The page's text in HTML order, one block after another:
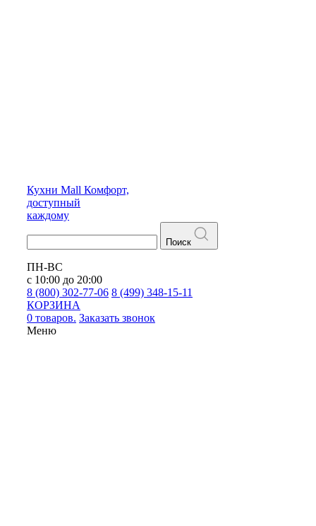
Кухни Mall Комфорт,
доступный
каждому
Поиск
ПН-ВС
с 10:00 до 20:00
8 (800) 302-77-06 8 (499) 348-15-11
КОРЗИНА
0 товаров. Заказать звонок
Меню